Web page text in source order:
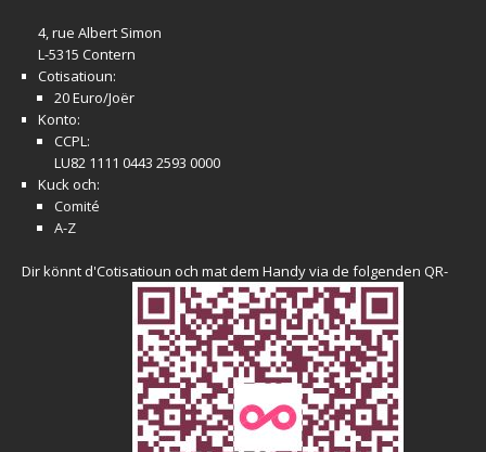
4, rue Albert Simon
L-5315 Contern
Cotisatioun:
20 Euro/Joër
Konto:
CCPL:
LU82 1111 0443 2593 0000
Kuck och:
Comité
A-Z
Dir könnt d'Cotisatioun och mat dem Handy via de folgenden QR-